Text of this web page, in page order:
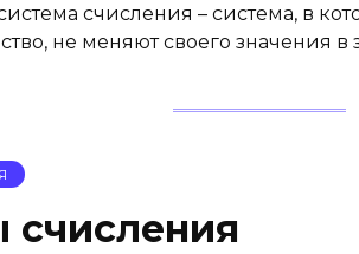
счисления – система, в
не меняют своего значения
счисления